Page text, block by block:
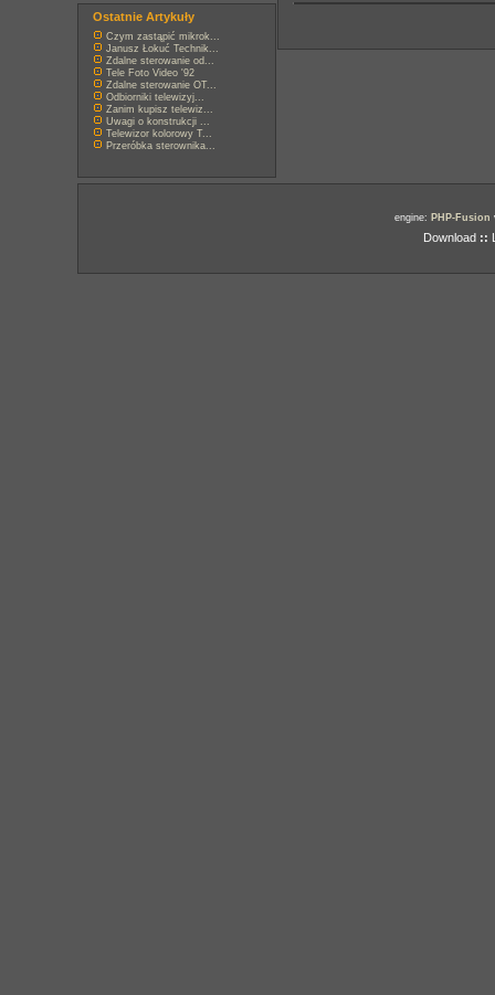
Ostatnie Artykuły
Czym zastąpić mikrok...
Janusz Łokuć Technik...
Zdalne sterowanie od...
Tele Foto Video '92
Zdalne sterowanie OT...
Odbiorniki telewizyj...
Zanim kupisz telewiz...
Uwagi o konstrukcji ...
Telewizor kolorowy T...
Przeróbka sterownika...
engine: PHP-Fusion
Download ::